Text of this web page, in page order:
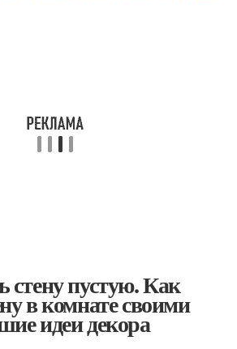
стену пустую. Как
в комнате своими
идеи декора